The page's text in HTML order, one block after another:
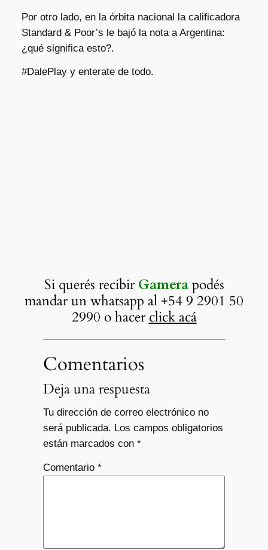
Por otro lado, en la órbita nacional la calificadora
Standard & Poor’s le bajó la nota a Argentina:
¿qué significa esto?.
#DalePlay y enterate de todo.
Si querés recibirGamerapodés
mandar un whatsapp al +54 9 2901 50
2990 o hacerclick acá
Comentarios
Deja una respuesta
Tu dirección de correo electrónico no
será publicada. Los campos obligatorios
están marcados con *
Comentario *